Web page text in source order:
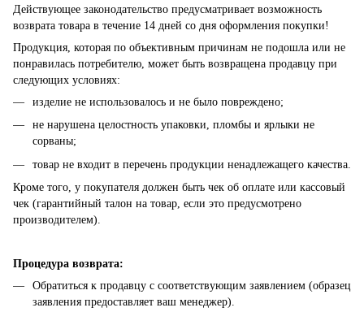
Действующее законодательство предусматривает возможность
возврата товара в течение 14 дней со дня оформления покупки!
Продукция, которая по объективным причинам не подошла или не
понравилась потребителю, может быть возвращена продавцу при
следующих условиях:
изделие не использовалось и не было повреждено;
не нарушена целостность упаковки, пломбы и ярлыки не
сорваны;
товар не входит в перечень продукции ненадлежащего качества.
Кроме того, у покупателя должен быть чек об оплате или кассовый
чек (гарантийный талон на товар, если это предусмотрено
производителем).
Процедура возврата:
Обратиться к продавцу с соответствующим заявлением (образец
заявления предоставляет ваш менеджер).